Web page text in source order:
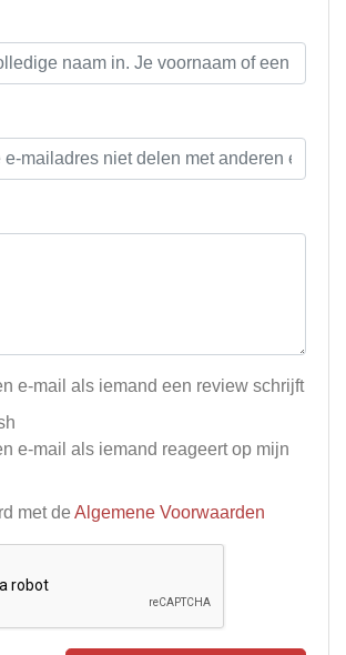
e-mail als iemand een review schrijft
e-mail als iemand reageert op mijn
met de Algemene Voorwaarden